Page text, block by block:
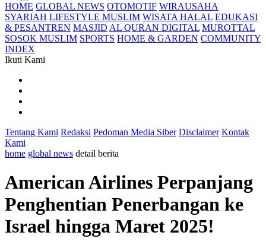
HOME GLOBAL NEWS OTOMOTIF WIRAUSAHA
SYARIAH LIFESTYLE MUSLIM WISATA HALAL EDUKASI
& PESANTREN MASJID AL QURAN DIGITAL MUROTTAL
SOSOK MUSLIM SPORTS HOME & GARDEN COMMUNITY
INDEX
Ikuti Kami
Tentang Kami Redaksi Pedoman Media Siber Disclaimer Kontak
Kami
home global news detail berita
American Airlines Perpanjang
Penghentian Penerbangan ke
Israel hingga Maret 2025!